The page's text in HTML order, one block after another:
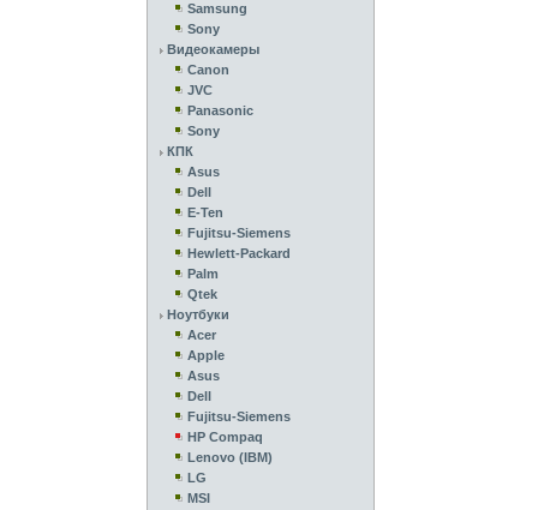
Samsung
Sony
Видеокамеры
Canon
JVC
Panasonic
Sony
КПК
Asus
Dell
E-Ten
Fujitsu-Siemens
Hewlett-Packard
Palm
Qtek
Ноутбуки
Acer
Apple
Asus
Dell
Fujitsu-Siemens
HP Compaq
Lenovo (IBM)
LG
MSI